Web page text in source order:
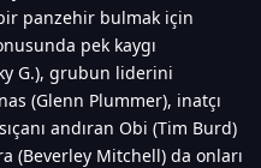
panzehir bulmak için
pek kaygı
G.), grubun liderini
(Glenn Plummer), inatçı
andıran Obi (Tim Burd)
(Beverley Mitchell) da onları